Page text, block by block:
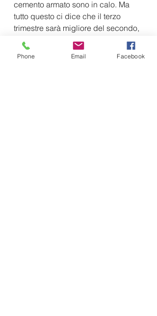
cemento armato sono in calo. Ma
tutto questo ci dice che il terzo
trimestre sarà migliore del secondo,
principalmente perché il governo
non può rischiare lockdown così
Phone Email Facebook